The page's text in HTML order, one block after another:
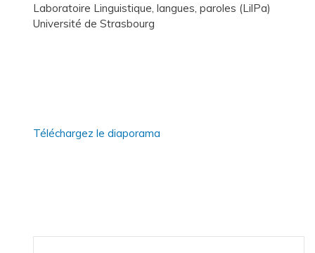
Laboratoire Linguistique, langues, paroles (LilPa)
Université de Strasbourg
Téléchargez le diaporama